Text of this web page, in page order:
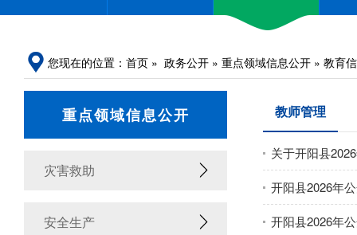
您现在的位置： 首页 » 政务公开 » 重点领域信息公开 » 教育
重点领域信息公开
灾害救助
安全生产
教师管理
关于开阳县
开阳县2026年
开阳县2026年